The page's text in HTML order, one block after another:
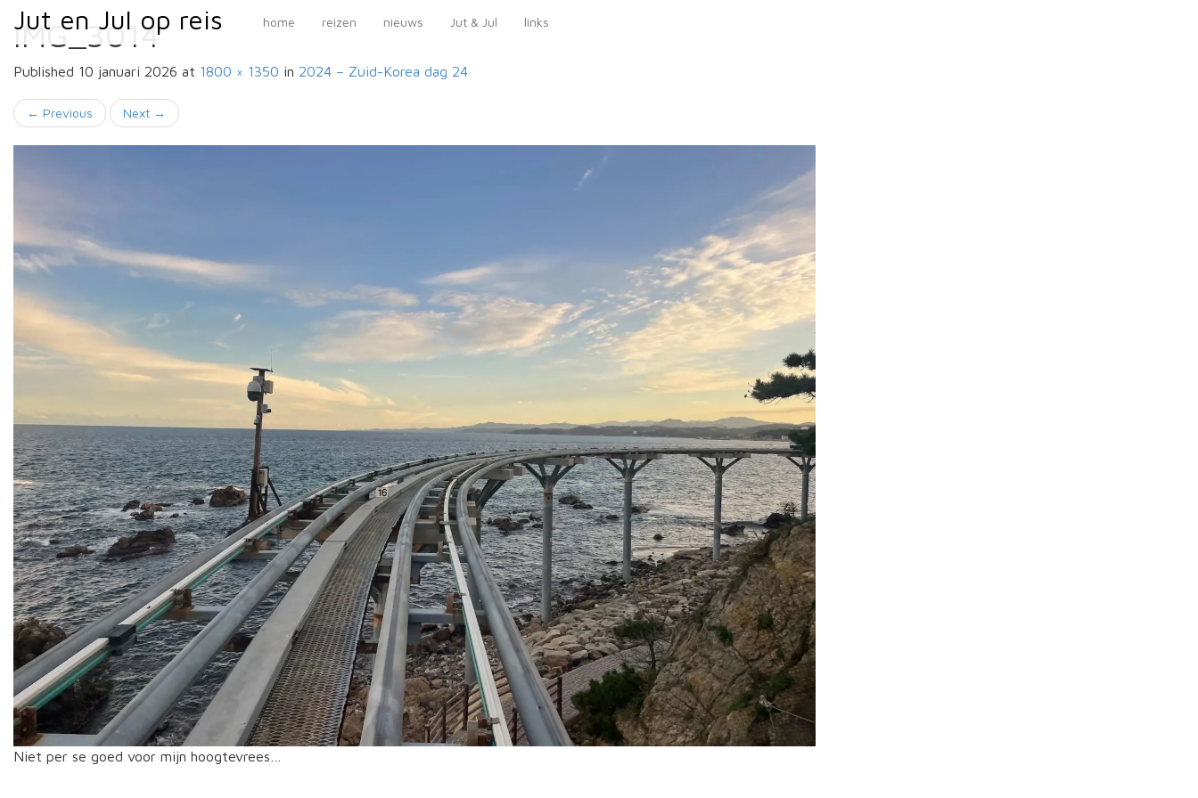
Jut en Jul op reis
Primary
Jut en Jul op reis
home reizen nieuws Jut & Jul links
IMG_3014
Published 10 januari 2026 at 1800 × 1350 in 2024 – Zuid-Korea dag 24
← Previous Next →
Niet per se goed voor mijn hoogtevrees…